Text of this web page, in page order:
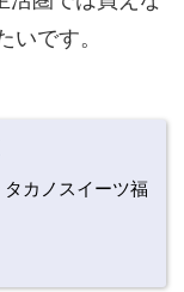
いです。
カノスイーツ福